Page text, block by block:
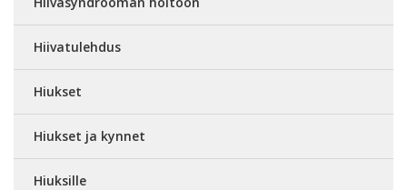
Hiivatulehdus
Hiukset
Hiukset ja kynnet
Hiuksille